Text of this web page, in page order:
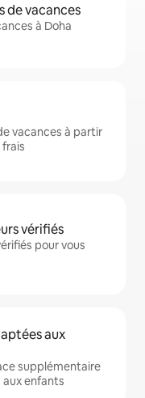
de vacances
à Doha
vacances à partir
vérifiés
pour vous
aux
supplémentaire
enfants